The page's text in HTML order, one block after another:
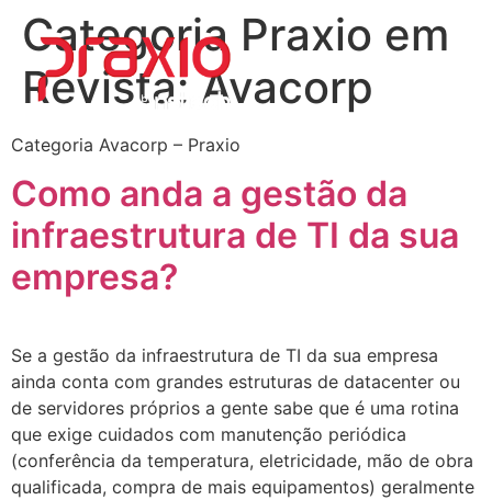
Categoria Praxio em
Revista:Avacorp
Categoria Avacorp – Praxio
Como anda a gestão da
infraestrutura de TI da sua
empresa?
Se a gestão da infraestrutura de TI da sua empresa
ainda conta com grandes estruturas de datacenter ou
de servidores próprios a gente sabe que é uma rotina
que exige cuidados com manutenção periódica
(conferência da temperatura, eletricidade, mão de obra
qualificada, compra de mais equipamentos) geralmente